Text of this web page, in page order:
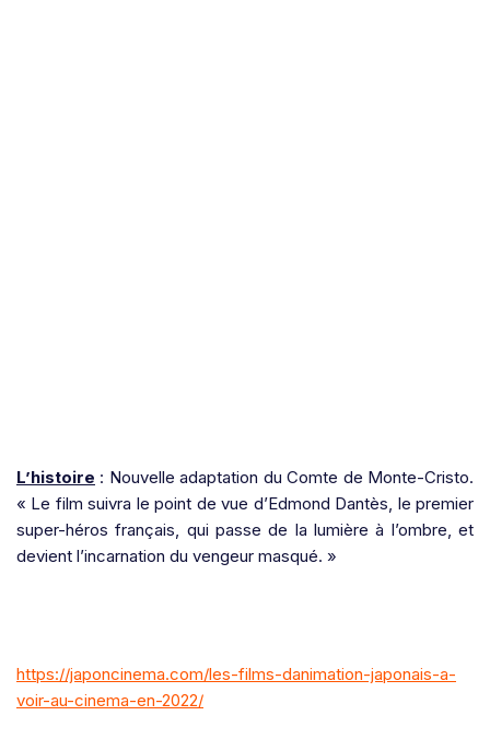
L’histoire : Nouvelle adaptation du Comte de Monte-Cristo.
« Le film suivra le point de vue d’Edmond Dantès, le premier
super-héros français, qui passe de la lumière à l’ombre, et
devient l’incarnation du vengeur masqué. »
https://japoncinema.com/les-films-danimation-japonais-a-
voir-au-cinema-en-2022/